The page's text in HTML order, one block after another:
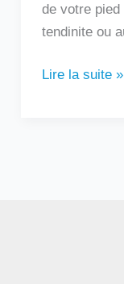
de votre
tendinite ou
Lire la suite »